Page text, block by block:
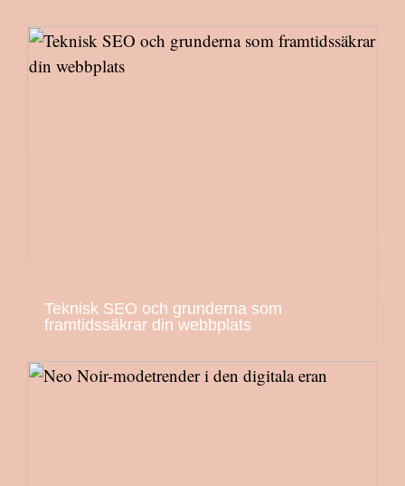
Teknisk SEO och grunderna som
framtidssäkrar din webbplats